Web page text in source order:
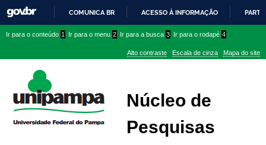
PARA
CONTEÚDO
COMUNICA BR ACESSO À INFORMAÇÃO
conteúdo
menu
superior
menu
Ir para o conteúdo 1 Ir para o menu 2 Ir para a busca 3 Ir para o rodapé 4
Alto contraste Escala de cinza Mapa do site
Núcleo de
Pesquisas